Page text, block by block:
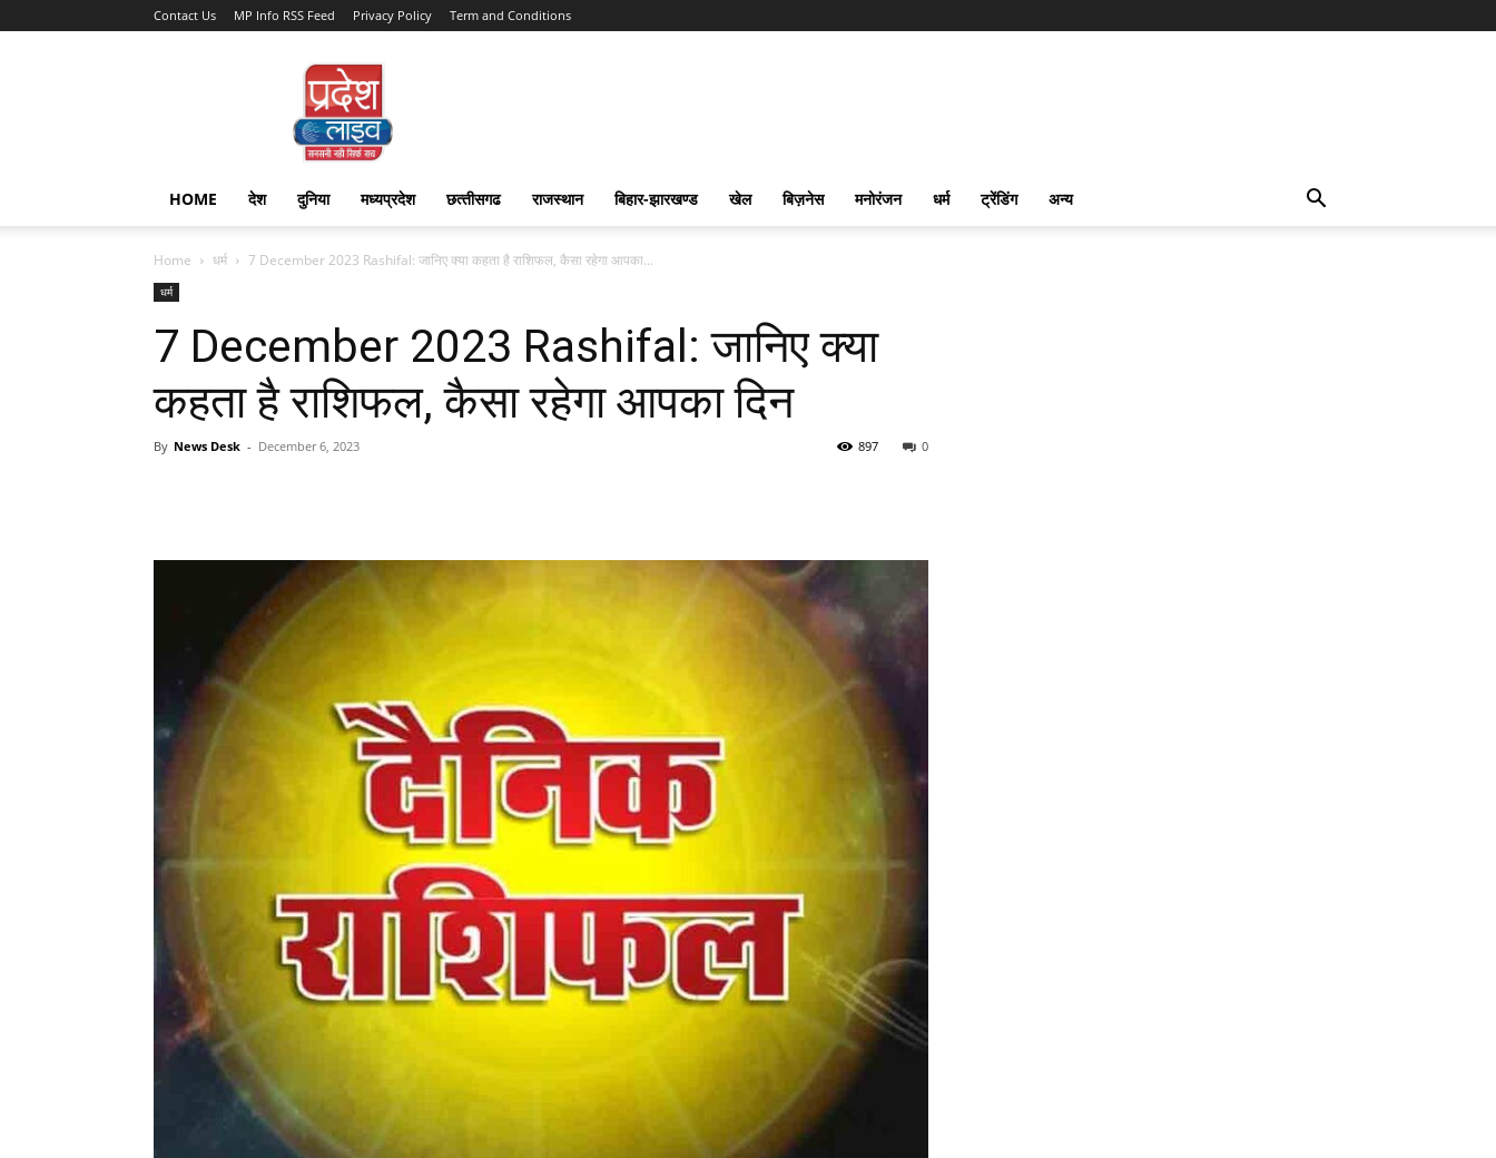
Contact Us MP Info RSS Feed Privacy Policy Term and Conditions
Pradesh
Live
HOME देश दुनिया मध्यप्रदेश छत्‍तीसगढ राजस्‍थान बिहार-झारखण्‍ड खेल बिज़नेस मनोरंजन धर्म ट्रेंडिंग अन्य
Home धर्म 7 December 2023 Rashifal: जानिए क्‍या कहता है राशिफल, कैसा रहेगा आपका...
धर्म
7 December 2023 Rashifal: जानिए क्‍या
कहता है राशिफल, कैसा रहेगा आपका दिन
By News Desk - December 6, 2023 0
897